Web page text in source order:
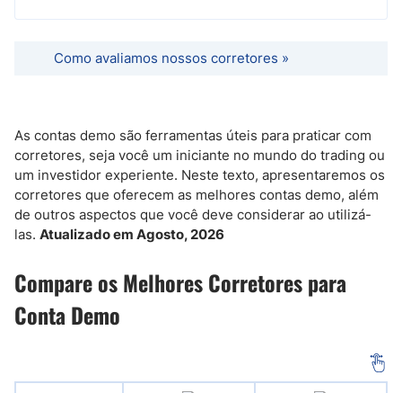
Como avaliamos nossos corretores »
As contas demo são ferramentas úteis para praticar com
corretores, seja você um iniciante no mundo do trading ou
um investidor experiente. Neste texto, apresentaremos os
corretores que oferecem as melhores contas demo, além
de outros aspectos que você deve considerar ao utilizá-
las. Atualizado em Agosto, 2026
Compare os Melhores Corretores para
Conta Demo